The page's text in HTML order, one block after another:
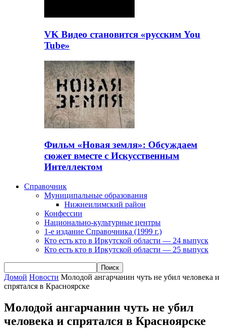
VK Видео становится «русским You
Tube»
Фильм «Новая земля»: Обсуждаем
сюжет вместе с Искусственным
Интеллектом
Справочник
Муниципальные образования
Нижнеилимский район
Конфессии
Национально-культурные центры
1-е издание Справочника (1999 г.)
Кто есть кто в Иркутской области — 24 выпуск
Кто есть кто в Иркутской области — 25 выпуск
Домой Новости Молодой ангарчанин чуть не убил человека и
спрятался в Красноярске
Молодой ангарчанин чуть не убил
человека и спрятался в Красноярске